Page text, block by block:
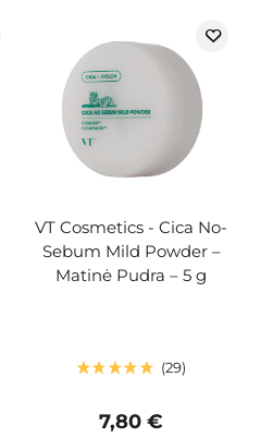
VT Cosmetics - Cica No-
Sebum Mild Powder –
Matinė Pudra – 5 g
29
7,80 €